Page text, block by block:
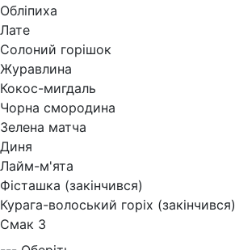
Обліпиха
Лате
Солоний горішок
Журавлина
Кокос-мигдаль
Чорна смородина
Зелена матча
Диня
Лайм-м'ята
Фісташка (закінчився)
Курага-волоський горіх (закінчився)
Смак 3